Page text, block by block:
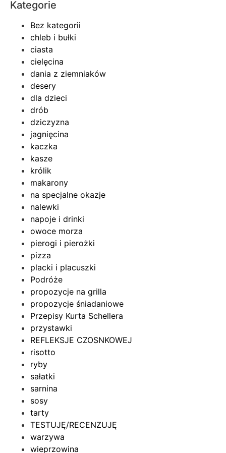
Kategorie
Bez kategorii
chleb i bułki
ciasta
cielęcina
dania z ziemniaków
desery
dla dzieci
drób
dziczyzna
jagnięcina
kaczka
kasze
królik
makarony
na specjalne okazje
nalewki
napoje i drinki
owoce morza
pierogi i pierożki
pizza
placki i placuszki
Podróże
propozycje na grilla
propozycje śniadaniowe
Przepisy Kurta Schellera
przystawki
REFLEKSJE CZOSNKOWEJ
risotto
ryby
sałatki
sarnina
sosy
tarty
TESTUJĘ/RECENZUJĘ
warzywa
wieprzowina